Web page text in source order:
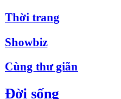
Thời trang
Showbiz
Cùng thư giãn
Đời sống